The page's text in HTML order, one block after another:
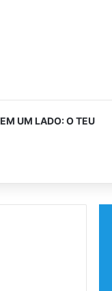
UM LADO: O TEU